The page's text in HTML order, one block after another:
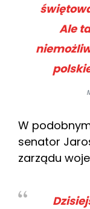
Ale
W
senator
zarządu